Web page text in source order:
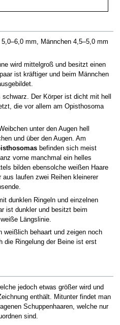
mm, Männchen 4,5–5,0 mm
wird mittelgroß und besitzt einen
ist kräftiger und beim Männchen
Der Körper ist dicht mit hell
die vor allem am Opisthosoma
unter den Augen hell
und über den Augen. Am
befinden sich meist
vorne manchmal ein helles
bilden ebensolche weißen Haare
laufen zwei Reihen kleinerer
dunklen Ringeln und einzelnen
ist dunkler und besitzt beim
Längslinie.
behaart und zeigen noch
die Ringelung der Beine ist erst
jedoch etwas größer wird und
enthält. Mitunter findet man
Schuppenhaaren, welche nur
sind.